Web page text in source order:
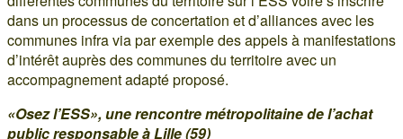
dans un processus de concertation et d’alliances avec les
communes infra via par exemple des appels à manifestations
d’intérêt auprès des communes du territoire avec un
accompagnement adapté proposé.
«Osez l’ESS», une rencontre métropolitaine de l’achat
public responsable à Lille (59)